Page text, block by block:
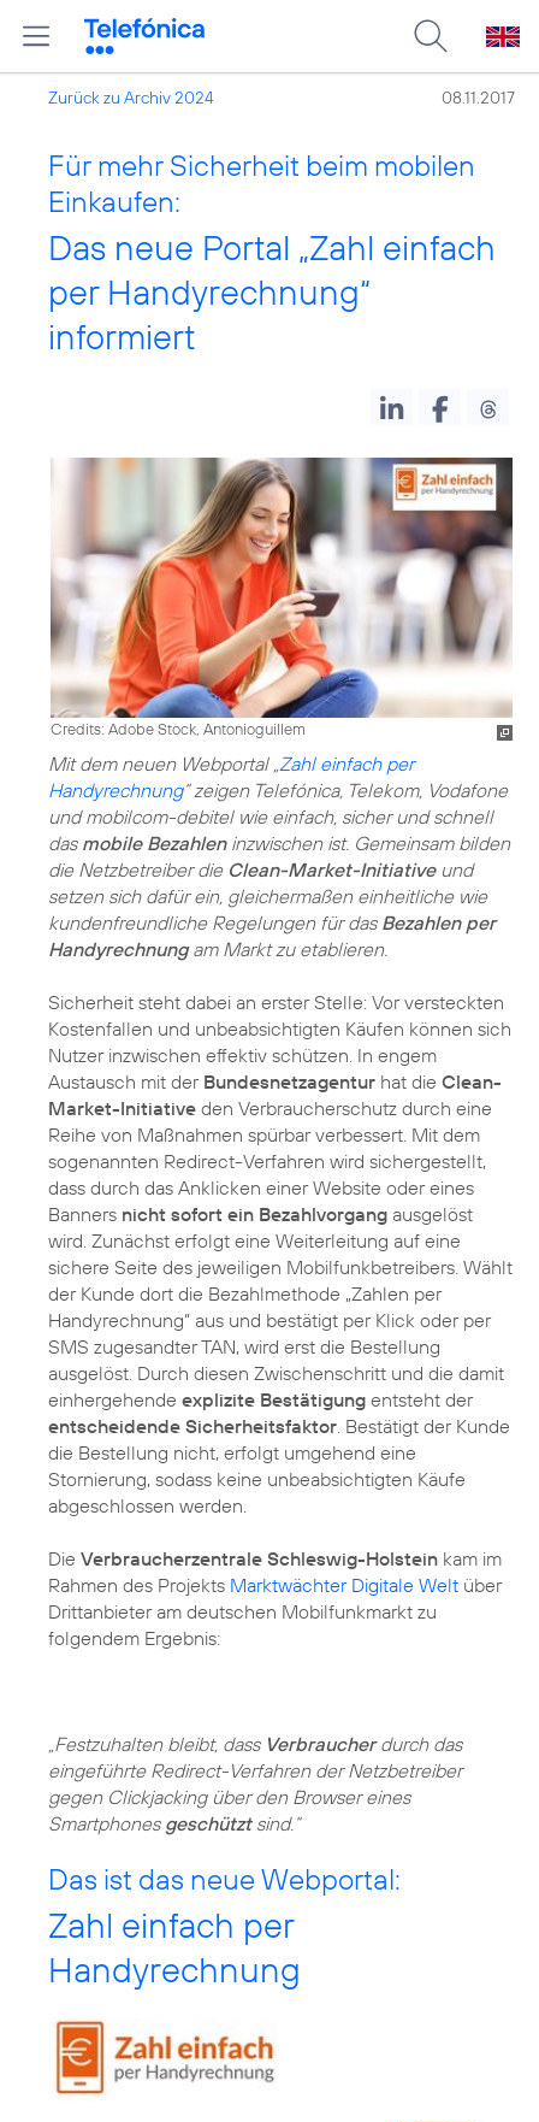
Zurück zu Archiv 2024 08.11.2017
Für mehr Sicherheit beim mobilen
Einkaufen:
Das neue Portal „Zahl einfach
per Handyrechnung“
informiert
Credits: Adobe Stock, Antonioguillem
Mit dem neuen Webportal „Zahl einfach per
Handyrechnung“ zeigen Telefónica, Telekom, Vodafone
und mobilcom-debitel wie einfach, sicher und schnell
das mobile Bezahleninzwischen ist. Gemeinsam bilden
die Netzbetreiber die Clean-Market-Initiativeund
setzen sich dafür ein, gleichermaßen einheitliche wie
kundenfreundliche Regelungen für das Bezahlen per
Handyrechnungam Markt zu etablieren.
Sicherheit steht dabei an erster Stelle: Vor versteckten
Kostenfallen und unbeabsichtigten Käufen können sich
Nutzer inzwischen effektiv schützen. In engem
Austausch mit der Bundesnetzagentur hat die Clean-
Market-Initiative den Verbraucherschutz durch eine
Reihe von Maßnahmen spürbar verbessert. Mit dem
sogenannten Redirect-Verfahren wird sichergestellt,
dass durch das Anklicken einer Website oder eines
Banners nicht sofort ein Bezahlvorgang ausgelöst
wird. Zunächst erfolgt eine Weiterleitung auf eine
sichere Seite des jeweiligen Mobilfunkbetreibers. Wählt
der Kunde dort die Bezahlmethode „Zahlen per
Handyrechnung“ aus und bestätigt per Klick oder per
SMS zugesandter TAN, wird erst die Bestellung
ausgelöst. Durch diesen Zwischenschritt und die damit
einhergehende explizite Bestätigung entsteht der
entscheidende Sicherheitsfaktor. Bestätigt der Kunde
die Bestellung nicht, erfolgt umgehend eine
Stornierung, sodass keine unbeabsichtigten Käufe
abgeschlossen werden.
Die Verbraucherzentrale Schleswig-Holstein kam im
Rahmen des Projekts Marktwächter Digitale Welt über
Drittanbieter am deutschen Mobilfunkmarkt zu
folgendem Ergebnis:
„Festzuhalten bleibt, dass Verbraucherdurch das
eingeführte Redirect-Verfahren der Netzbetreiber
gegen Clickjacking über den Browser eines
Smartphones geschütztsind.“
Das ist das neue Webportal:
Zahl einfach per
Handyrechnung